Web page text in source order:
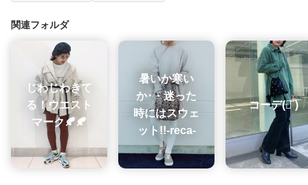
関連フォルダ
じわじわきて
る！ウエスト
マーク🍂🍂
暑いか寒い
か･・迷った
時にはスウェ
ット!!-reca-
コーデ(ᯅ̈ )